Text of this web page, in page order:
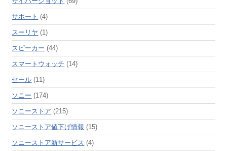
サポート (4)
スーリヤ (1)
スピーカー (44)
スマートウォッチ (14)
セール (11)
ソニー (174)
ソニーストア (215)
ソニーストア値下げ情報 (15)
ソニーストア新サービス (4)